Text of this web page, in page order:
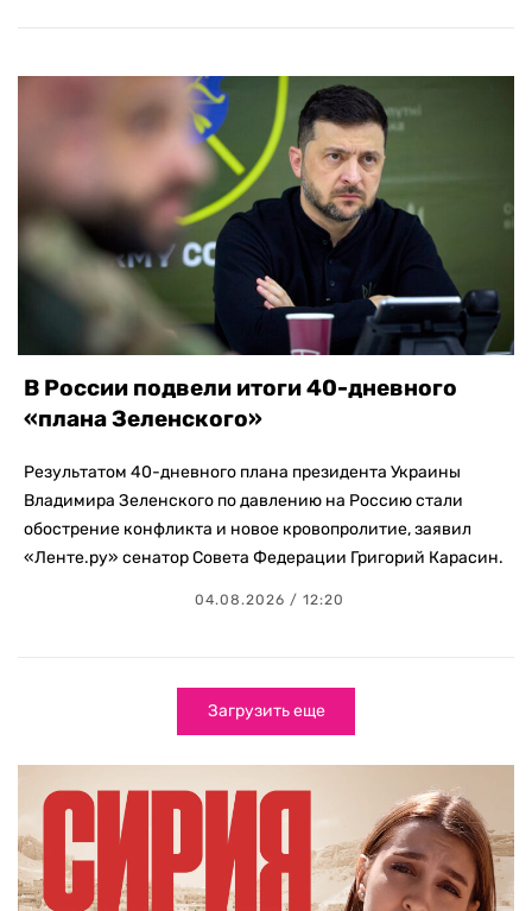
В России подвели итоги 40-дневного
«плана Зеленского»
Результатом 40-дневного плана президента Украины
Владимира Зеленского по давлению на Россию стали
обострение конфликта и новое кровопролитие, заявил
«Ленте.ру» сенатор Совета Федерации Григорий Карасин.
04.08.2026 / 12:20
Загрузить еще